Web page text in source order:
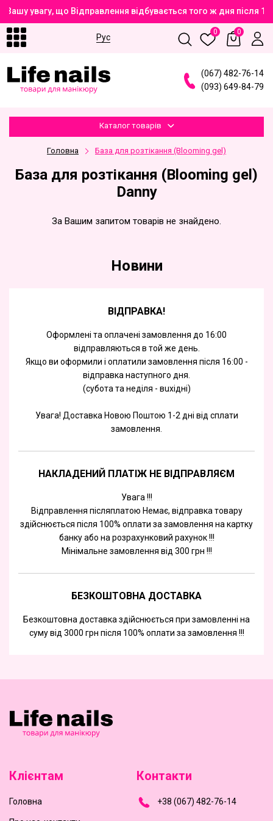
Вашу увагу, що Відправлення відбувається того ж дня
Рус
0 0
(067) 482-76-14
(093) 649-84-79
Каталог товарів
Головна База для розтікання (Blooming gel)
База для розтікання (Blooming gel)
Danny
За Вашим запитом товарів не знайдено.
Новини
ВІДПРАВКА!
Оформлені та оплачені замовлення до 16:00
відправляються в той же день.
Якщо ви оформили і оплатили замовлення після 16:00 -
відправка наступного дня.
(субота та недiля - вuхiднi)
Увага! Доставка Новою Поштою 1-2 дні від сплати
замовлення.
НАКЛАДЕНИЙ ПЛАТІЖ НЕ ВІДПРАВЛЯЄМ
Увага !!!
Відправлення післяплатою Немає, відправка товару
здійснюється після 100% оплати за замовлення на картку
банку або на розрахунковий рахунок !!!
Мінімальне замовлення від 300 грн !!!
БЕЗКОШТОВНА ДОСТАВКА
Безкоштовна доставка здійснюється при замовленні на
суму від 3000 грн після 100% оплати за замовлення !!!
Клієнтам
Головна
Контакти
+38 (067) 482-76-14